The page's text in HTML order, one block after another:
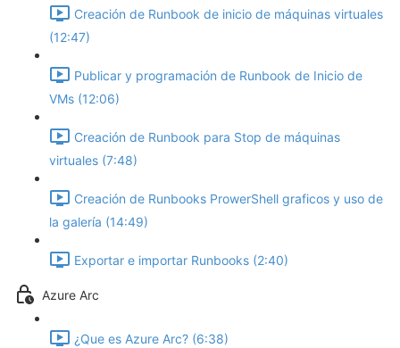
Creación de Runbook de inicio de máquinas virtuales
(12:47)
Publicar y programación de Runbook de Inicio de
VMs (12:06)
Creación de Runbook para Stop de máquinas
virtuales (7:48)
Creación de Runbooks ProwerShell graficos y uso de
la galería (14:49)
Exportar e importar Runbooks (2:40)
Azure Arc
¿Que es Azure Arc? (6:38)